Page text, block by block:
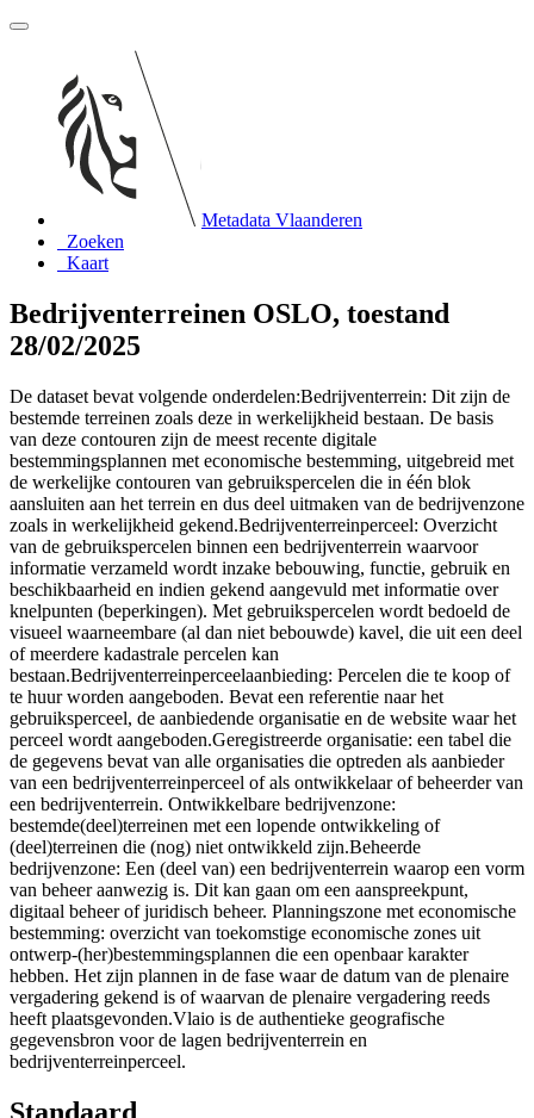
Metadata Vlaanderen
Zoeken
Kaart
Bedrijventerreinen OSLO, toestand
28/02/2025
De dataset bevat volgende onderdelen:Bedrijventerrein: Dit zijn de
bestemde terreinen zoals deze in werkelijkheid bestaan. De basis
van deze contouren zijn de meest recente digitale
bestemmingsplannen met economische bestemming, uitgebreid met
de werkelijke contouren van gebruikspercelen die in één blok
aansluiten aan het terrein en dus deel uitmaken van de bedrijvenzone
zoals in werkelijkheid gekend.Bedrijventerreinperceel: Overzicht
van de gebruikspercelen binnen een bedrijventerrein waarvoor
informatie verzameld wordt inzake bebouwing, functie, gebruik en
beschikbaarheid en indien gekend aangevuld met informatie over
knelpunten (beperkingen). Met gebruikspercelen wordt bedoeld de
visueel waarneembare (al dan niet bebouwde) kavel, die uit een deel
of meerdere kadastrale percelen kan
bestaan.Bedrijventerreinperceelaanbieding: Percelen die te koop of
te huur worden aangeboden. Bevat een referentie naar het
gebruiksperceel, de aanbiedende organisatie en de website waar het
perceel wordt aangeboden.Geregistreerde organisatie: een tabel die
de gegevens bevat van alle organisaties die optreden als aanbieder
van een bedrijventerreinperceel of als ontwikkelaar of beheerder van
een bedrijventerrein. Ontwikkelbare bedrijvenzone:
bestemde(deel)terreinen met een lopende ontwikkeling of
(deel)terreinen die (nog) niet ontwikkeld zijn.Beheerde
bedrijvenzone: Een (deel van) een bedrijventerrein waarop een vorm
van beheer aanwezig is. Dit kan gaan om een aanspreekpunt,
digitaal beheer of juridisch beheer. Planningszone met economische
bestemming: overzicht van toekomstige economische zones uit
ontwerp-(her)bestemmingsplannen die een openbaar karakter
hebben. Het zijn plannen in de fase waar de datum van de plenaire
vergadering gekend is of waarvan de plenaire vergadering reeds
heeft plaatsgevonden.Vlaio is de authentieke geografische
gegevensbron voor de lagen bedrijventerrein en
bedrijventerreinperceel.
Standaard